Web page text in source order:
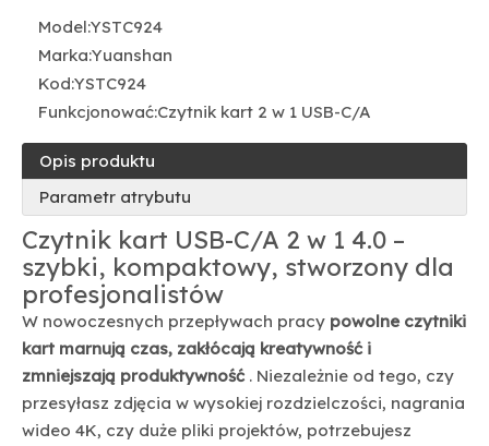
Model:YSTC924
Marka:Yuanshan
Kod:YSTC924
Funkcjonować:Czytnik kart 2 w 1 USB-C/A
Opis produktu
Parametr atrybutu
Czytnik kart USB-C/A 2 w 1 4.0 –
szybki, kompaktowy, stworzony dla
profesjonalistów
W nowoczesnych przepływach pracy powolne czytniki
kart marnują czas, zakłócają kreatywność i
zmniejszają produktywność . Niezależnie od tego, czy
przesyłasz zdjęcia w wysokiej rozdzielczości, nagrania
wideo 4K, czy duże pliki projektów, potrzebujesz